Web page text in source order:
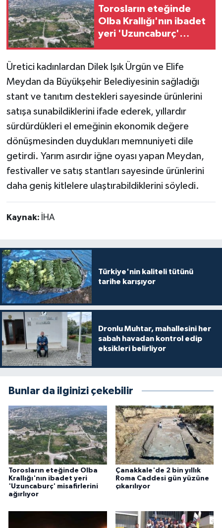
Torosların eteğinde
Olba Krallığı'nın ibadet
yeri 'Uzuncaburç'
Üretici kadınlardan Dilek Işık Ürgün ve Elife
Meydan da Büyükşehir Belediyesinin sağladığı
stant ve tanıtım destekleri sayesinde ürünlerini
satışa sunabildiklerini ifade ederek, yıllardır
sürdürdükleri el emeğinin ekonomik değere
dönüşmesinden duydukları memnuniyeti dile
getirdi. Yarım asırdır iğne oyası yapan Meydan,
festivaller ve satış stantları sayesinde ürünlerini
daha geniş kitlelere ulaştırabildiklerini söyledi.
Kaynak: İHA
Türkiye'nin kaliteli tütünü
tarihe karışıyor
Dronlu Muhtar, mahallesini her
sabah havadan kontrol edip
eksikleri belirliyor
Bunlar da ilginizi çekebilir
Torosların eteğinde Olba
Krallığı'nın ibadet yeri
'Uzuncaburç' misafirlerini
ağırlıyor
Çanakkale'de 2 bin yıllık
Roma Caddesi gün yüzüne
çıkarılıyor